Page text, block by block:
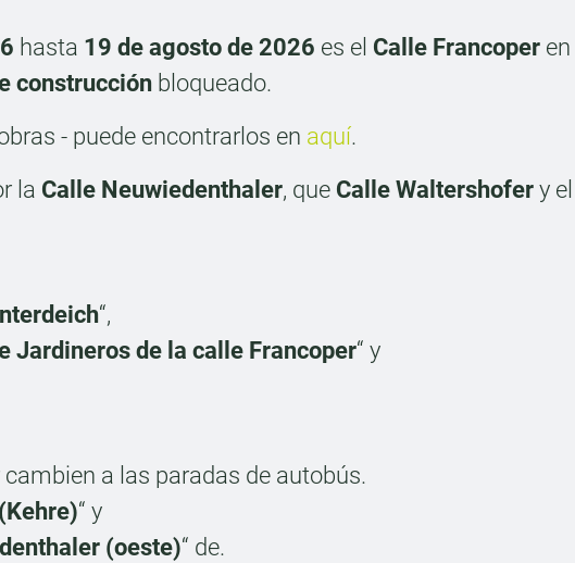
hasta 19 de agosto de 2026 es el Calle Francoper en
construcción bloqueado.
- puede encontrarlos en aquí.
la Calle Neuwiedenthaler, que Calle Waltershofer y
“,
Jardineros de la calle Francoper“ y
a las paradas de autobús.
“ y
(oeste)“ de.